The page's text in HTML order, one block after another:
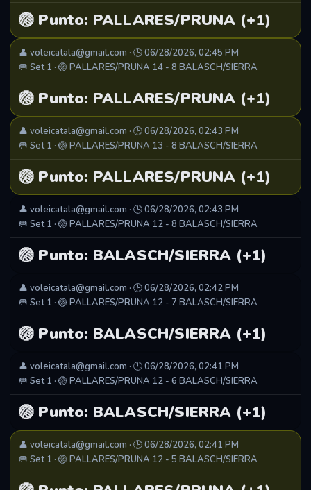
🏐 Punto: PALLARES/PRUNA (+1)
👤 voleicatala@gmail.com · 🕒 06/28/2026, 02:45 PM
🥅 Set 1 · 🏐 PALLARES/PRUNA 14 - 8 BALASCH/SIERRA
🏐 Punto: PALLARES/PRUNA (+1)
👤 voleicatala@gmail.com · 🕒 06/28/2026, 02:43 PM
🥅 Set 1 · 🏐 PALLARES/PRUNA 13 - 8 BALASCH/SIERRA
🏐 Punto: PALLARES/PRUNA (+1)
👤 voleicatala@gmail.com · 🕒 06/28/2026, 02:43 PM
🥅 Set 1 · 🏐 PALLARES/PRUNA 12 - 8 BALASCH/SIERRA
🏐 Punto: BALASCH/SIERRA (+1)
👤 voleicatala@gmail.com · 🕒 06/28/2026, 02:42 PM
🥅 Set 1 · 🏐 PALLARES/PRUNA 12 - 7 BALASCH/SIERRA
🏐 Punto: BALASCH/SIERRA (+1)
👤 voleicatala@gmail.com · 🕒 06/28/2026, 02:41 PM
🥅 Set 1 · 🏐 PALLARES/PRUNA 12 - 6 BALASCH/SIERRA
🏐 Punto: BALASCH/SIERRA (+1)
👤 voleicatala@gmail.com · 🕒 06/28/2026, 02:41 PM
🥅 Set 1 · 🏐 PALLARES/PRUNA 12 - 5 BALASCH/SIERRA